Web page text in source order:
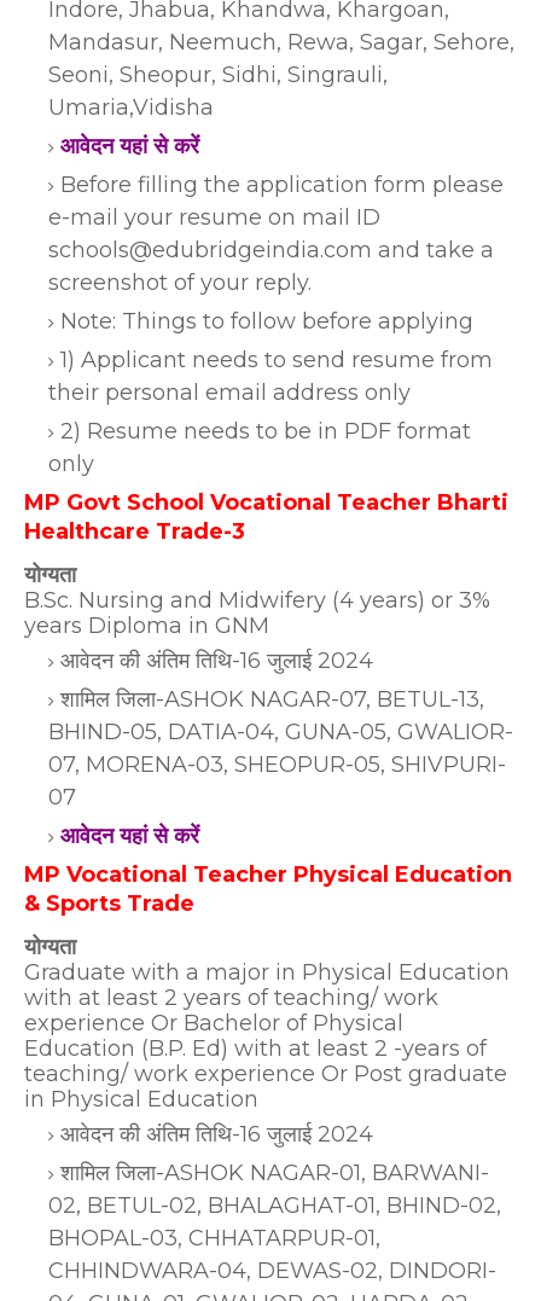
Indore, Jhabua, Khandwa, Khargoan,
Mandasur, Neemuch, Rewa, Sagar, Sehore,
Seoni, Sheopur, Sidhi, Singrauli,
Umaria,Vidisha
आवेदन यहां से करें
Before filling the application form please
e-mail your resume on mail ID
schools@edubridgeindia.com and take a
screenshot of your reply.
Note: Things to follow before applying
1) Applicant needs to send resume from
their personal email address only
2) Resume needs to be in PDF format
only
MP Govt School Vocational Teacher Bharti
Healthcare Trade-3
योग्यता
B.Sc. Nursing and Midwifery (4 years) or 3%
years Diploma in GNM
आवेदन की अंतिम तिथि-16 जुलाई 2024
शामिल जिला-ASHOK NAGAR-07, BETUL-13,
BHIND-05, DATIA-04, GUNA-05, GWALIOR-
07, MORENA-03, SHEOPUR-05, SHIVPURI-
07
आवेदन यहां से करें
MP Vocational Teacher Physical Education
& Sports Trade
योग्यता
Graduate with a major in Physical Education
with at least 2 years of teaching/ work
experience Or Bachelor of Physical
Education (B.P. Ed) with at least 2 -years of
teaching/ work experience Or Post graduate
in Physical Education
आवेदन की अंतिम तिथि-16 जुलाई 2024
शामिल जिला-ASHOK NAGAR-01, BARWANI-
02, BETUL-02, BHALAGHAT-01, BHIND-02,
BHOPAL-03, CHHATARPUR-01,
CHHINDWARA-04, DEWAS-02, DINDORI-